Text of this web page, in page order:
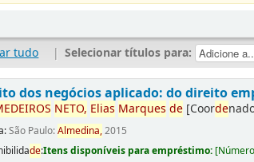
tudo | Selecionar títulos para:
dos negócios aplicado: do direito
DEIROS NETO, Elias Marques de [Coorde
São Paulo:Almedina,2015
de:Itens disponíveis para empréstimo: [